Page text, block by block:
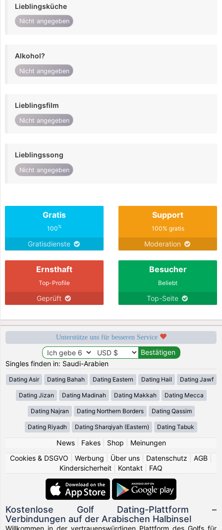
Lieblingsküche
Nicht angegeben
Alkohol?
Nicht angegeben
Lieblingsfilm
Nicht angegeben
Lieblingssong
Nicht angegeben
Gratis
100%
Gratisdienste
Support
100% gratis
Moderation
Ernsthaft
Top-Profile
Geprüft
Besucher
Beliebt
Top-Seite
Unterstütze uns für besseren Service
Singles finden in: Saudi-Arabien
Dating Asir Dating Bahah Dating Eastern Dating Hail Dating Jawf
Dating Jizan Dating Madinah Dating Makkah Dating Mecca
Dating Najran Dating Northern Borders Dating Qassim
Dating Riyadh Dating Sharqiyah (Eastern) Dating Tabuk
News| Fakes| Shop
Meinungen
Cookies & DSGVO
Werbung Über uns Datenschutz AGB
Kindersicherheit
Kontakt FAQ
Kostenlose Golf Dating-Plattform –
Verbindungen auf der Arabischen Halbinsel
Willkommen in der vertrauenswürdigen Plattform des Golfs für